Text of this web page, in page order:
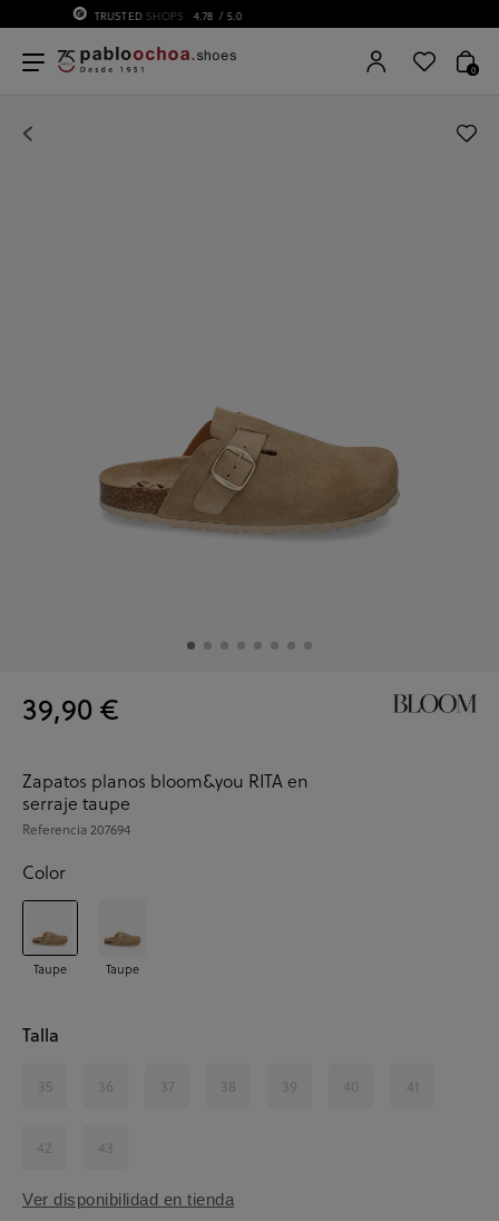
75 ANIVERSARIO | Desde 1951 pabloochoa.shoes
0
39,90 €
Zapatos planos bloom&you RITA en
serraje taupe
Referencia207694
Color
Taupe Taupe
Talla
35 36 37 38 39 40 41
42 43
Ver disponibilidad en tienda